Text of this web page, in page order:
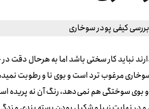
نباید کار سختی باشد اما به هرحال دقت
مرغوب ترد است و بوی نا و رطوبت
سوختگی هم نمی‌دهد، رنگ آن نه پریده